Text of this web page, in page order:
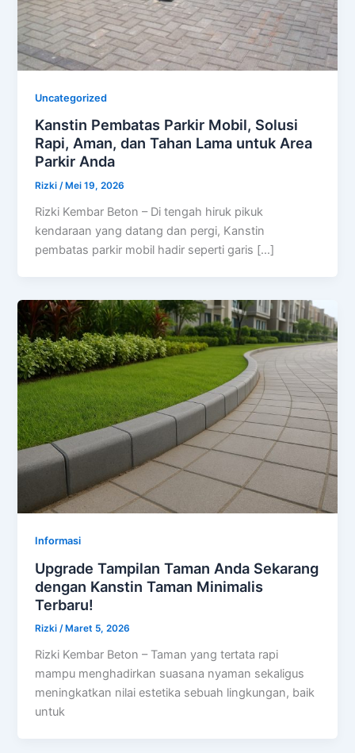
Uncategorized
Kanstin Pembatas Parkir Mobil, Solusi
Rapi, Aman, dan Tahan Lama untuk Area
Parkir Anda
Rizki/ Mei 19, 2026
Rizki Kembar Beton – Di tengah hiruk pikuk
kendaraan yang datang dan pergi, Kanstin
pembatas parkir mobil hadir seperti garis […]
Informasi
Upgrade Tampilan Taman Anda Sekarang
dengan Kanstin Taman Minimalis
Terbaru!
Rizki/ Maret 5, 2026
Rizki Kembar Beton – Taman yang tertata rapi
mampu menghadirkan suasana nyaman sekaligus
meningkatkan nilai estetika sebuah lingkungan, baik
untuk